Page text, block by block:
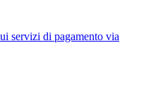
servizi di pagamento via